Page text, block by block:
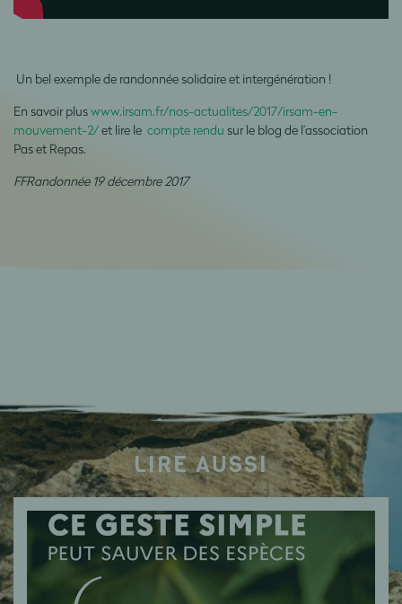
Un bel exemple de randonnée solidaire et intergénération !
En savoir pluswww.irsam.fr/nos-actualites/2017/irsam-en-
mouvement-2/et lire le compte rendu sur le blog de l’association
Pas et Repas.
FFRandonnée 19 décembre 2017
LIRE AUSSI